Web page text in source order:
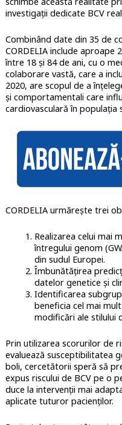
investigații dedicate BCV
Combinând date din 35 de
CORDELIA include aproape
între 18 și 84 de ani, cu o
colaborare vastă, care a
2020, are scopul de a
și comportamentali care
cardiovasculară în populația
CORDELIA urmărește trei
Realizarea celui mai
întregului genom
din sudul Europei.
Îmbunătățirea
datelor genetice și
Identificarea
beneficia cel mai
modificări ale stilului
Prin utilizarea scorurilor de
evaluează susceptibilitatea
boli, cercetătorii speră să
expus riscului de BCV pe o
duce la intervenții mai
aplicate tuturor pacienților.